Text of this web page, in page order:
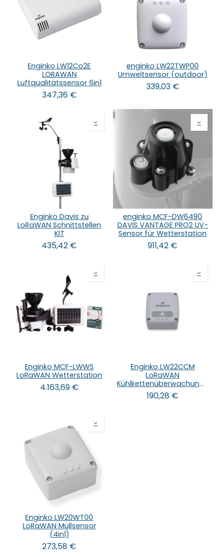
Enginko LW12Co2E
LORAWAN
Luftqualitätssensor 6in1
347,36€
enginko LW22TWP00
Umweltsensor (outdoor)
339,03€
Enginko Davis zu
LoRaWAN Schnittstellen
KIT
435,42 €
enginko MCF-DW6490
DAVIS VANTAGE PRO2 UV-
Sensor für Wetterstation
911,42 €
Enginko MCF-LWWS
LoRaWAN Wetterstation
4.163,69€
Enginko LW22CCM
LoRaWAN
Kühlkettenüberwachungssensor
190,28 €
Enginko LW20WT00
LoRaWAN Müllsensor
(4in1)
273,58 €